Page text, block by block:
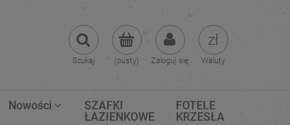
(pusty) Zaloguj się
Szukaj Waluty
Nowości
SZAFKI
ŁAZIENKOWE
FOTELE
KRZESŁA